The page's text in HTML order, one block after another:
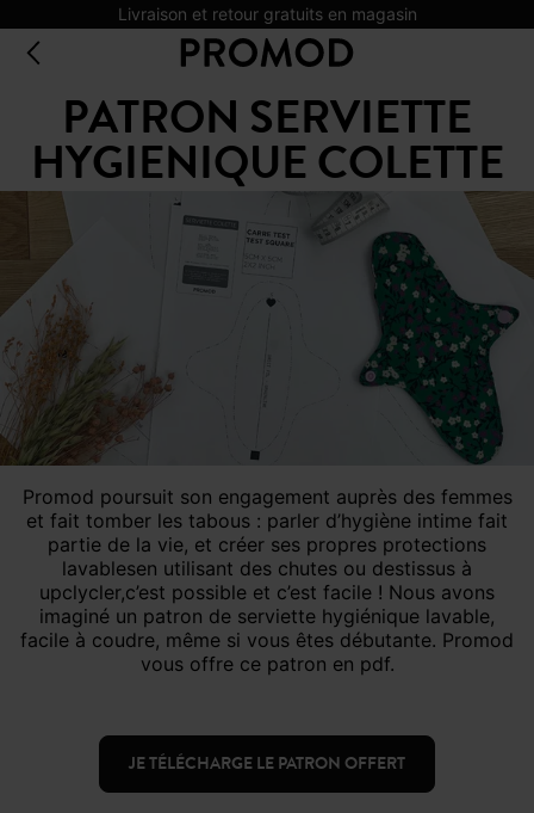
Livraison et retour gratuits en magasin
PATRON SERVIETTE
HYGIENIQUE COLETTE
Promod poursuit son engagement auprès des femmes
et fait tomber les tabous : parler d’hygiène intime fait
partie de la vie, et créer ses propres protections
lavablesen utilisant des chutes ou destissus à
upclycler,c’est possible et c’est facile ! Nous avons
imaginé un patron de serviette hygiénique lavable,
facile à coudre, même si vous êtes débutante. Promod
vous offre ce patron en pdf.
JE TÉLÉCHARGE LE PATRON OFFERT